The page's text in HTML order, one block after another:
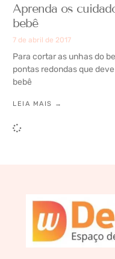
Aprenda os
bebê
7 de abril de 2017
Para cortar as unhas do
pontas redondas que
bebê
LEIA MAIS →